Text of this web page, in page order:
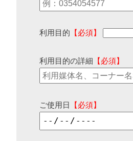
利用目的 【必須】
利用目的の詳細 【必須】
ご使用日 【必須】